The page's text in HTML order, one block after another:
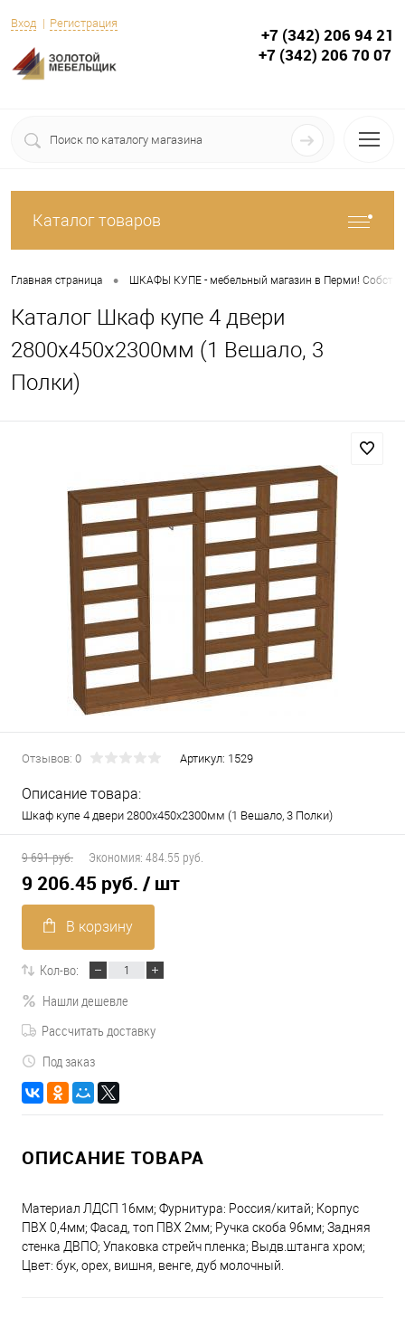
Вход Регистрация
+7 (342) 206 94 21
+7 (342) 206 70 07
Каталог товаров
Главная страница • ШКАФЫ КУПЕ - мебельный магазин в Перми!
Каталог Шкаф купе 4 двери
2800х450х2300мм (1 Вешало, 3
Полки)
Отзывов: 0 Артикул: 1529
Описание товара:
Шкаф купе 4 двери 2800х450х2300мм (1 Вешало, 3 Полки)
9 691 руб. Экономия: 484.55 руб.
9 206.45 руб. / шт
В корзину
Кол-во:
Нашли дешевле
Рассчитать доставку
Под заказ
ОПИСАНИЕ ТОВАРА
Материал ЛДСП 16мм; Фурнитура: Россия/китай; Корпус
ПВХ 0,4мм; Фасад, топ ПВХ 2мм; Ручка скоба 96мм; Задняя
стенка ДВПО; Упаковка стрейч пленка; Выдв.штанга хром;
Цвет: бук, орех, вишня, венге, дуб молочный.